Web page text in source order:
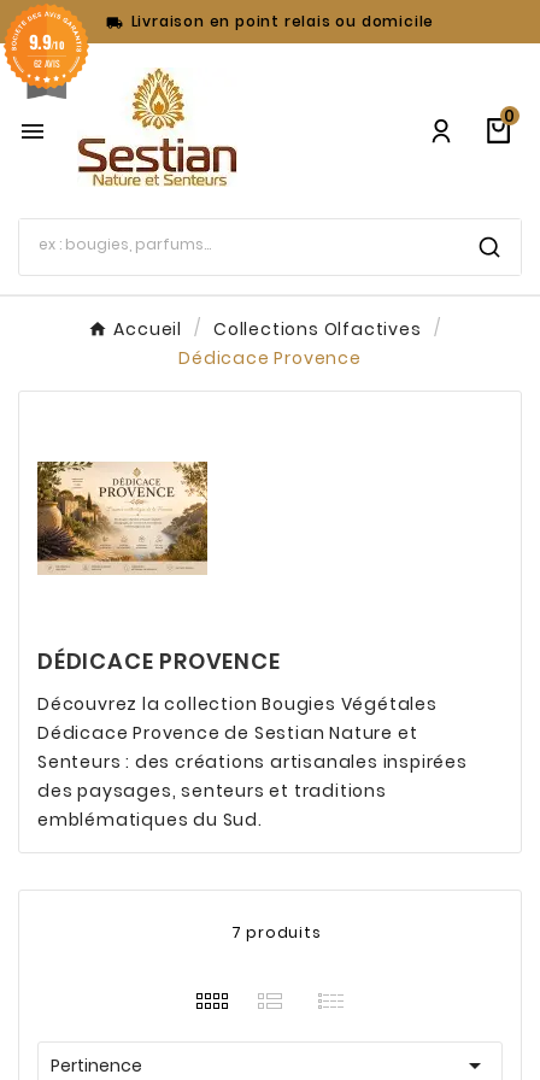
 Livraison en point relais ou domicile

0
Accueil
Collections Olfactives
Dédicace Provence
DÉDICACE PROVENCE
Découvrez la collection Bougies Végétales
Dédicace Provence de Sestian Nature et
Senteurs : des créations artisanales inspirées
des paysages, senteurs et traditions
emblématiques du Sud.
7 produits
Pertinence 
9.9/10
62 AVIS